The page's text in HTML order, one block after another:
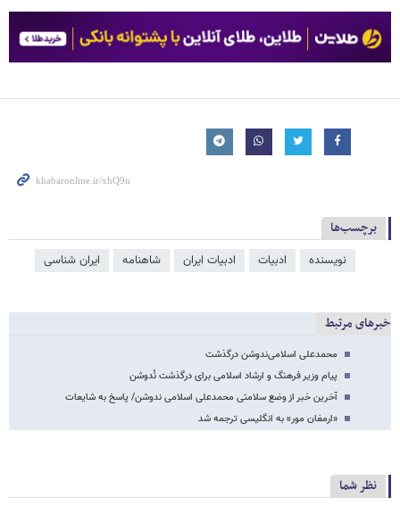
برچسب‌ها
نویسنده ادبیات ادبیات ایران شاهنامه ایران شناسی
خبرهای مرتبط
محمدعلی اسلامی‌ندوشن درگذشت
پیام وزیر فرهنگ و ارشاد اسلامی برای درگذشت نُدوشن
آخرین خبر از وضع سلامتی محمدعلی اسلامی ندوشن/ پاسخ به شایعات
«ارمغان مور» به انگلیسی ترجمه شد
نظر شما